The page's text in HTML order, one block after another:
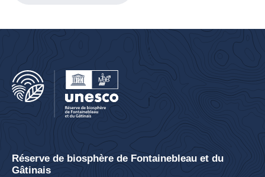
Réserve de biosphère de Fontainebleau et du
Gâtinais